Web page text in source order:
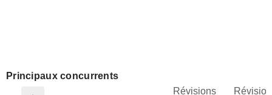
Principaux concurrents
Révisions